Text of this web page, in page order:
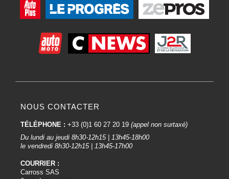
NOUS CONTACTER
TÉLÉPHONE : +33 (0)1 60 27 20 19 (appel non surtaxé)
Du lundi au jeudi 8h30-12h15 | 13h45-18h00
le vendredi 8h30-12h15 | 13h45-17h00
COURRIER :
Carross SAS